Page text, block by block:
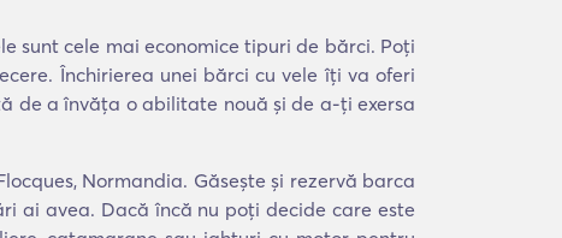
sunt cele mai economice tipuri de bărci. Poți
Închirierea unei bărci cu vele îți va oferi
de a învăța o abilitate nouă și de a-ți exersa
Normandia. Găsește și rezervă barca
ai avea. Dacă încă nu poți decide care este